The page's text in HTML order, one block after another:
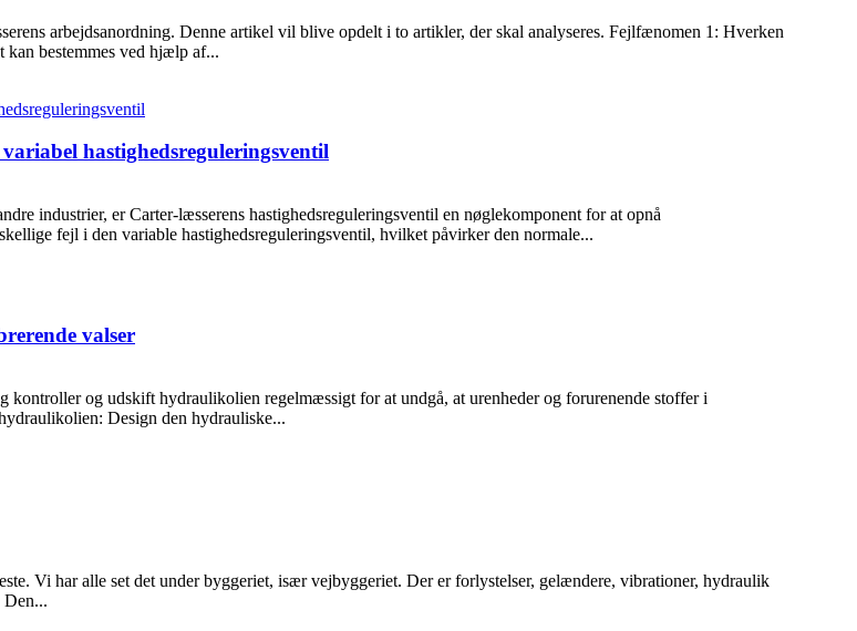
arbejdsanordning. Denne artikel vil blive opdelt i to artikler, der skal analyseres. Fejlfænomen 1: Hverken
bestemmes ved hjælp af...
hastighedsreguleringsventil
industrier, er Carter-læsserens hastighedsreguleringsventil en nøglekomponent for at opnå
fejl i den variable hastighedsreguleringsventil, hvilket påvirker den normale...
valser
og udskift hydraulikolien regelmæssigt for at undgå, at urenheder og forurenende stoffer i
Design den hydrauliske...
Vi har alle set det under byggeriet, især vejbyggeriet. Der er forlystelser, gelændere, vibrationer, hydraulik
Den...